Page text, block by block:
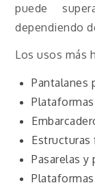
puede
dependiendo
Los usos más
Pantalanes
Pasarelas